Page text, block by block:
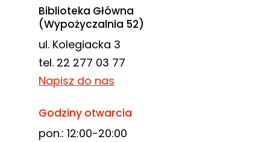
Biblioteka Główna
(Wypożyczalnia 52)
ul. Kolegiacka 3
tel. 22 277 03 77
Napisz do nas
Godziny otwarcia
pon.: 12:00-20:00